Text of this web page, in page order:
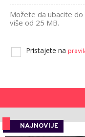
Možete da ubacite
više od 25 MB.
Pristajete na
NAJNOVIJE